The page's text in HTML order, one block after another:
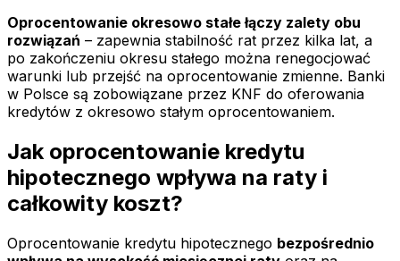
Oprocentowanie okresowo stałe łączy zalety obu
rozwiązań – zapewnia stabilność rat przez kilka lat, a
po zakończeniu okresu stałego można renegocjować
warunki lub przejść na oprocentowanie zmienne. Banki
w Polsce są zobowiązane przez KNF do oferowania
kredytów z okresowo stałym oprocentowaniem.
Jak oprocentowanie kredytu
hipotecznego wpływa na raty i
całkowity koszt?
Oprocentowanie kredytu hipotecznego bezpośrednio